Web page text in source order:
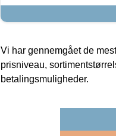
Vi har gennemgået de
prisniveau,
betalingsmuligheder.